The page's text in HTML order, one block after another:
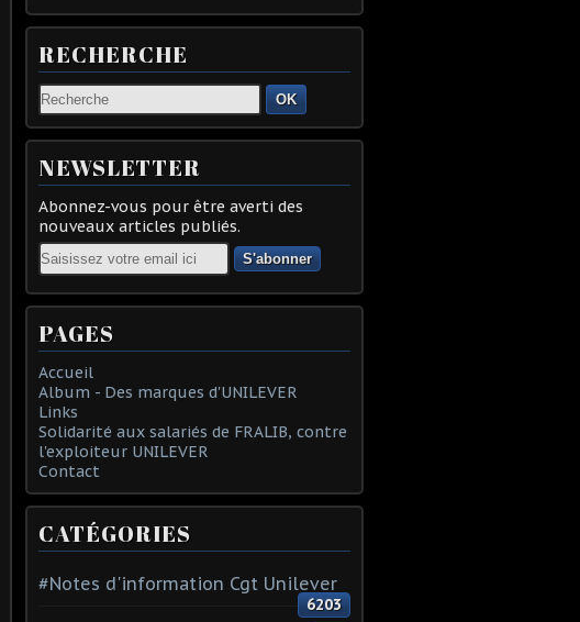
RECHERCHE
OK
NEWSLETTER
Abonnez-vous pour être averti des
nouveaux articles publiés.
Email
PAGES
Accueil
Album - Des marques d'UNILEVER
Links
Solidarité aux salariés de FRALIB, contre
l'exploiteur UNILEVER
Contact
CATÉGORIES
#Notes d'information Cgt Unilever
6203